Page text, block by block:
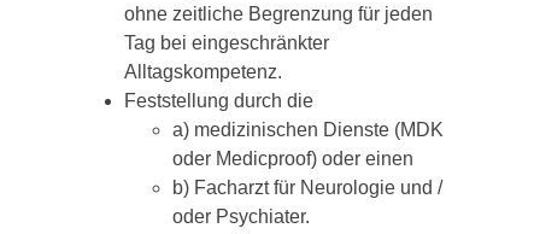
ohne zeitliche Begrenzung für jeden
Tag bei eingeschränkter
Alltagskompetenz.
Feststellung durch die
a) medizinischen Dienste (MDK
oder Medicproof) oder einen
b) Facharzt für Neurologie und /
oder Psychiater.